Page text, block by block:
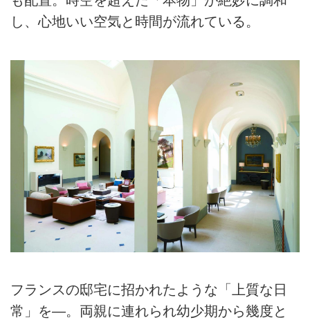
し、心地いい空気と時間が流れている。
フランスの邸宅に招かれたような「上質な日
常」を―。両親に連れられ幼少期から幾度と